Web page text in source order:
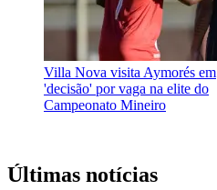
Villa Nova visita Aymorés em
'decisão' por vaga na elite do
Campeonato Mineiro
Últimas notícias